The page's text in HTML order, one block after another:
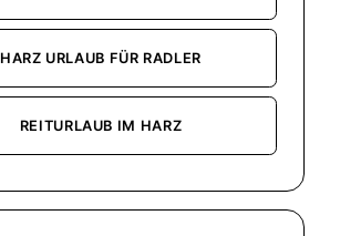
HARZ URLAUB FÜR RADLER
REITURLAUB IM HARZ